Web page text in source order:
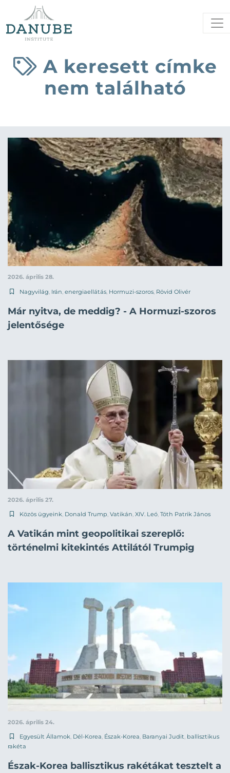
A keresett címke
nem található
2026. április 28.
Nagyvilág Irán energiaellátás Hormuzi-szoros Rövid Olivér
Már nyitva, de meddig? - A Hormuzi-szoros
jelentősége
2026. április 27.
Közös ügyeink Donald Trump Vatikán XIV. Leó Tóth Patrik János
A Vatikán mint geopolitikai szereplő:
történelmi kitekintés Attilától Trumpig
2026. április 24.
Egyesült Államok, Dél-Korea, Észak-Korea, Baranyai Judit, ballisztikus
rakéta
Észak-Korea ballisztikus rakétákat tesztelt a